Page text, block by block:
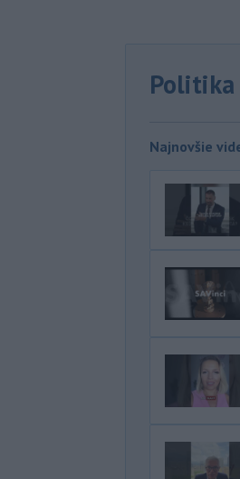
Politika
Najnovšie